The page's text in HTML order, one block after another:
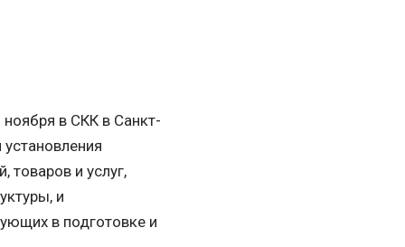
ноября в СКК в Санкт-
и услуг,
и
в подготовке и